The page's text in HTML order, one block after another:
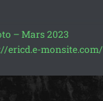
– Mars 2023
ericd.e-monsite.com/